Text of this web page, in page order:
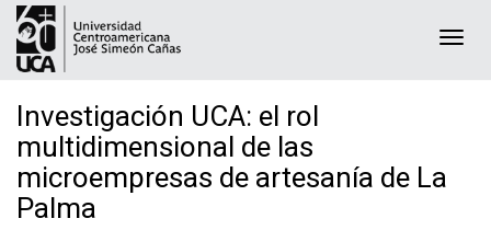
Investigación UCA: el rol
multidimensional de las
microempresas de artesanía de La
Palma